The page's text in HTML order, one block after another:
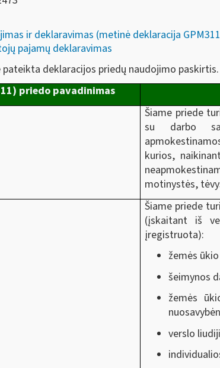
ir deklaravimas (metinė deklaracija
pajamų deklaravimas
deklaracijos priedų naudojimo paskirtis.
priedo pavadinimas
Šiame priede
su darbo
kurios,
motinystės,
Šiame priede
(įskaitant iš
įregistruota):
žemės
šeimynos
žemės
verslo